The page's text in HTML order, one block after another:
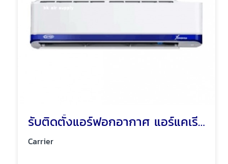
รับติดตั้งแอร์ฟอกอากาศ แอร์แคเรียร์
Carrier